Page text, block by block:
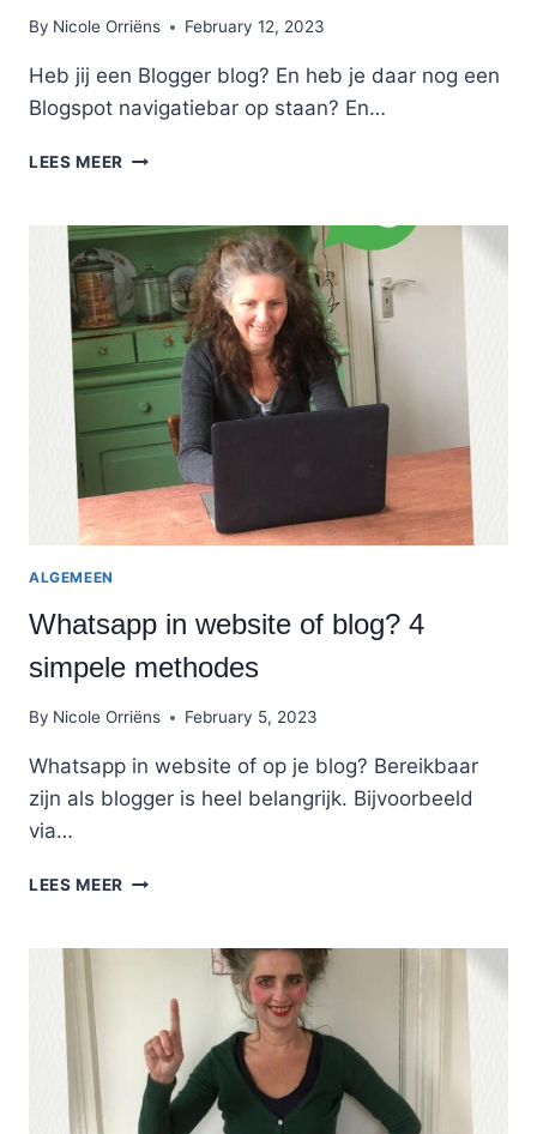
By Nicole Orriëns February 12, 2023
Heb jij een Blogger blog? En heb je daar nog een
Blogspot navigatiebar op staan? En…
LEES MEER BLOGSPOT
IN
5
STAPPEN
ALGEMEEN
Whatsapp in website of blog? 4
simpele methodes
By Nicole Orriëns February 5, 2023
Whatsapp in website of op je blog? Bereikbaar
zijn als blogger is heel belangrijk. Bijvoorbeeld
via…
LEES MEER WHATSAPP
OF
SIMPELE
METHODES